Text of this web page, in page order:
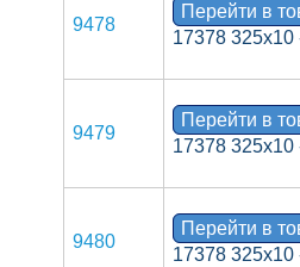
9478
Перейти в
17378 325х10
9479
Перейти в
17378 325х10
9480
Перейти в
17378 325х10